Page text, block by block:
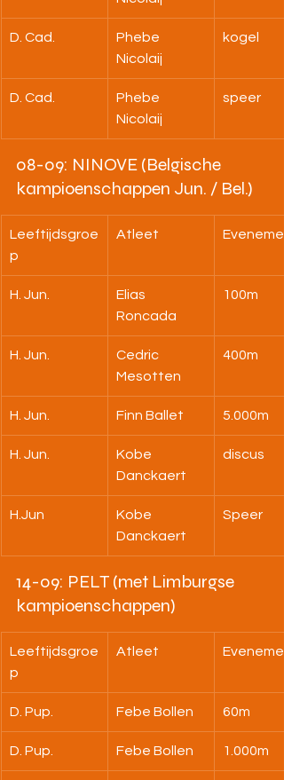
D. Cad.
Phebe
Nicolaij
kogel
D. Cad.
Phebe
Nicolaij
speer
08-09: NINOVE (Belgische
kampioenschappen Jun. / Bel.)
Leeftijdsgroe
p
Atleet
H. Jun.
Elias
Roncada
100m
H. Jun.
Cedric
Mesotten
400m
H. Jun. Finn Ballet 5.000m
H. Jun.
Kobe
Danckaert
discus
H.Jun
Kobe
Danckaert
Speer
14-09: PELT (met Limburgse
kampioenschappen)
Leeftijdsgroe
p
Atleet
D. Pup. Febe Bollen 60m
D. Pup. Febe Bollen 1.000m